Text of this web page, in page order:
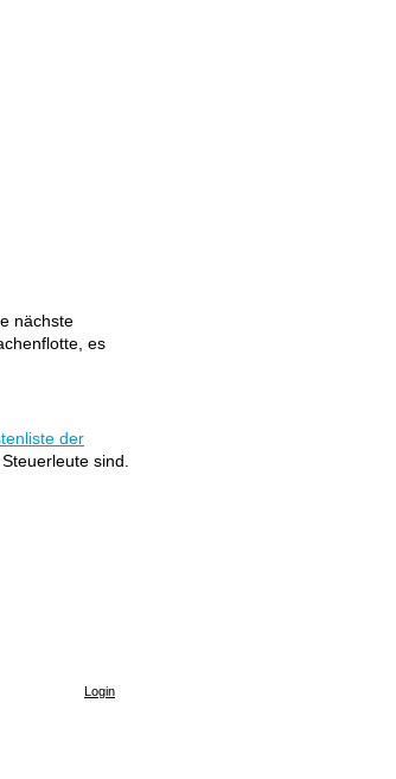
nächste
es
der
sind.
Login